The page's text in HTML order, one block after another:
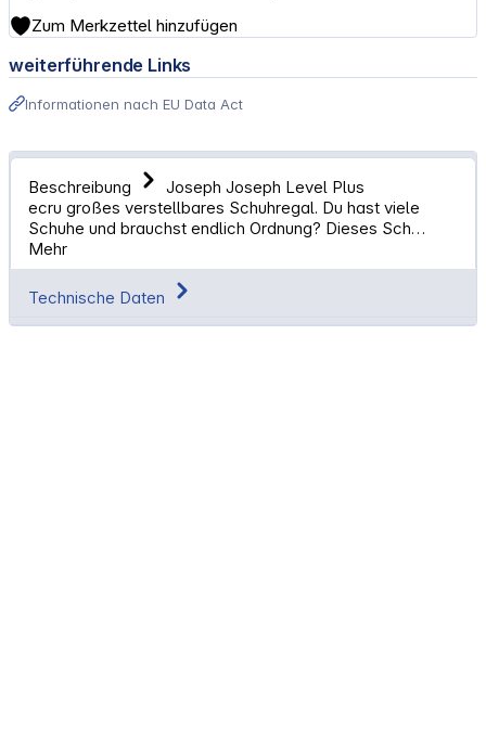
Zum Merkzettel hinzufügen
weiterführende Links
Informationen nach EU Data Act
Beschreibung
Joseph Joseph Level Plus
ecru großes verstellbares Schuhregal. Du hast viele
Schuhe und brauchst endlich Ordnung? Dieses Sch…
Mehr
Technische Daten